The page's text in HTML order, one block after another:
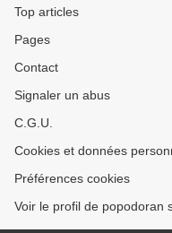
Top articles
Pages
Contact
Signaler un abus
C.G.U.
Cookies et données
Préférences cookies
Voir le profil de popodoran